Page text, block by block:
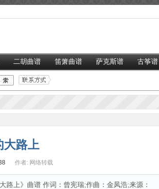
二胡曲谱 笛箫曲谱 萨克斯谱 古筝谱
大路上
作者: 网络转载
路上》曲谱 作词：曾宪瑞;作曲：金凤浩;来源：